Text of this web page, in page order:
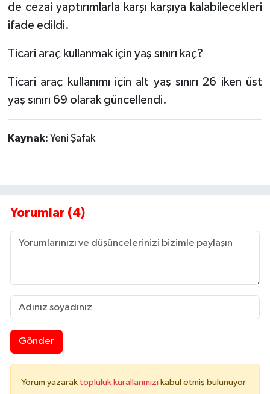
de cezai yaptırımlarla karşı karşıya kalabilecekleri
ifade edildi.
Ticari araç kullanmak için yaş sınırı kaç?
Ticari araç kullanımı için alt yaş sınırı 26 iken üst
yaş sınırı 69 olarak güncellendi.
Kaynak: Yeni Şafak
Yorumlar (4)
Gönder
Yorum yazarak topluluk kurallarımızı kabul etmiş bulunuyor